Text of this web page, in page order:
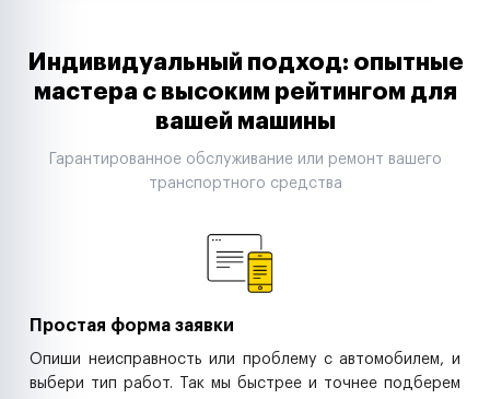
Таксопарки
Автодилеры
Строительные компании
Аренда спецтехники
Индивидуальный подход: опытные
мастера с высоким рейтингом для
вашей машины
Гарантированное обслуживание или ремонт вашего
транспортного средства
Простая форма заявки
Опиши неисправность или проблему с автомобилем, и
выбери тип работ. Так мы быстрее и точнее подберем